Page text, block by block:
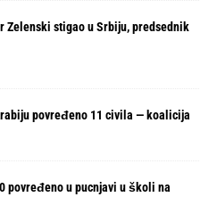
Zelenski stigao u Srbiju, predsednik
povređeno 11 civila — koalicija
povređeno u pucnjavi u školi na